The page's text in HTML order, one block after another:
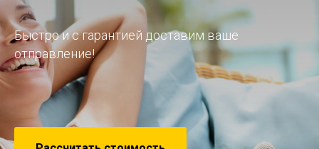
Быстро и с гарантией доставим ваше
отправление!